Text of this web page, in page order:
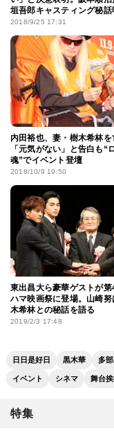
垣吾郎キャスティング秘話
2018/9/25 17:31
内田裕也、妻・樹木希林を
「元気がない」と告白も“
魂”でイベント登壇
2018/10/9 19:50
東出昌大ら豪華ゲストが第
ハマ映画祭に登場。山崎努
木希林との秘話を語る
2019/2/3 17:48
日日是好日 黒木華 多
イベント シネマ 舞台
特集